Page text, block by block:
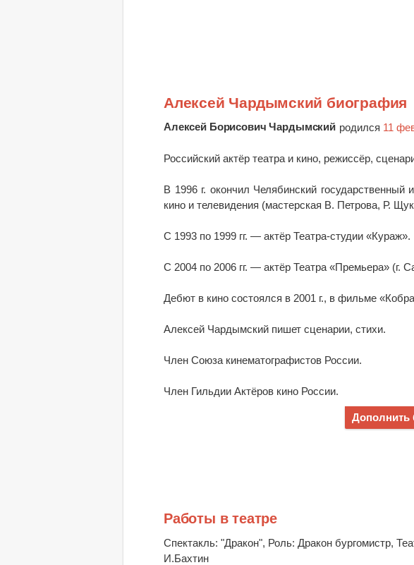
Алексей Чардымский биография
Алексей Борисович Чардымский родился 11
Российский актёр театра и кино, режиссёр,
В 1996 г. окончил Челябинский государственный
кино и телевидения (мастерская В. Петрова, Р.
С 1993 по 1999 гг. — актёр Театра-студии «Кураж».
С 2004 по 2006 гг. — актёр Театра «Премьера» (г.
Дебют в кино состоялся в 2001 г., в фильме
Алексей Чардымский пишет сценарии, стихи.
Член Союза кинематографистов России.
Член Гильдии Актёров кино России.
Дополнить
Работы в театре
Спектакль: "Дракон", Роль: Дракон бургомистр,
И.Бахтин